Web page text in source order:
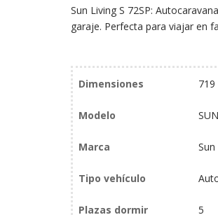
Sun Living S 72SP:
garaje. Perfecta para viajar en
Dimensiones
Modelo
Marca
Tipo vehículo
Plazas dormir 5